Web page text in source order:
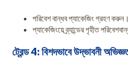
পরিবেশ বান্ধব প্যাকেজিং গ্রহণ করুন।
প্যাকেজিংয়ে ব্র্যান্ডের গৃহীত
ট্রেন্ড 4: বিশদভাবে উদ্ভাবনী